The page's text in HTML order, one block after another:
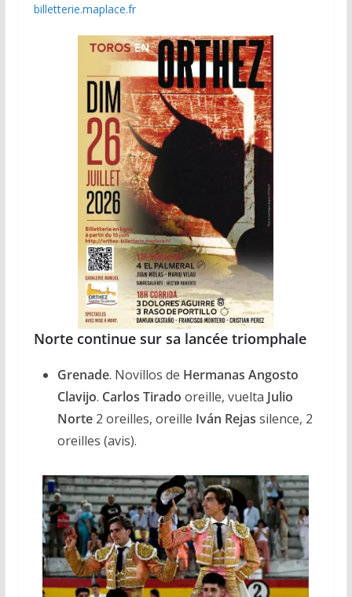
billetterie.maplace.fr
Norte continue sur sa lancée triomphale
Grenade. Novillos de Hermanas Angosto
Clavijo. Carlos Tirado oreille, vuelta Julio
Norte2 oreilles, oreille Iván Rejas silence, 2
oreilles (avis).